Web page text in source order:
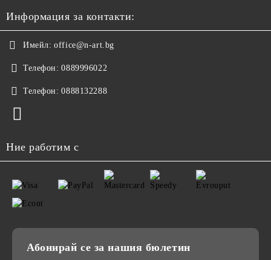
Информация за контакти:
Имейл: office@n-art.bg
Телефон: 0889996022
Телефон: 0888132288
Ние работим с
Абонирай се за нашия бюлетин